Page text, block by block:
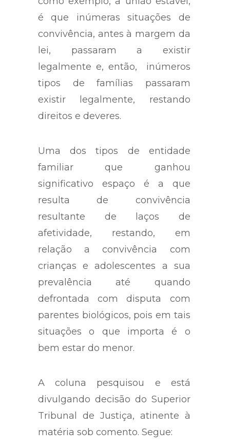
familiares”, regulamentando,
como exemplo, a união estável,
é que inúmeras situações de
convivência, antes à margem da
lei, passaram a existir
legalmente e, então, inúmeros
tipos de famílias passaram
existir legalmente, restando
Uma dos tipos de entidade
familiar que ganhou
significativo espaço é a que
resulta de convivência
resultante de laços de
afetividade, restando, em
relação a convivência com
crianças e adolescentes a sua
prevalência até quando
defrontada com disputa com
parentes biológicos, pois em tais
situações o que importa é o
A coluna pesquisou e está
divulgando decisão do Superior
Tribunal de Justiça, atinente à